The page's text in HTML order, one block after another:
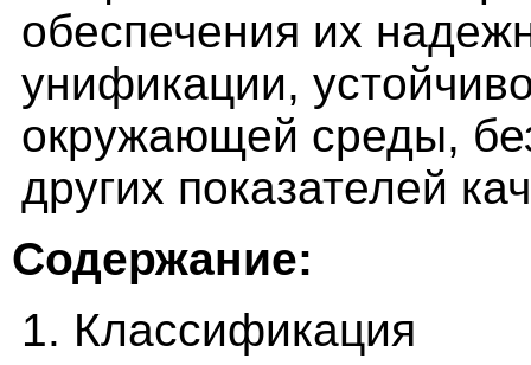
обеспечения их
унификации,
окружающей среды,
других показателей
Содержание:
1. Классификация